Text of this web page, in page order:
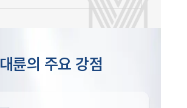
대륜의 주요 강점